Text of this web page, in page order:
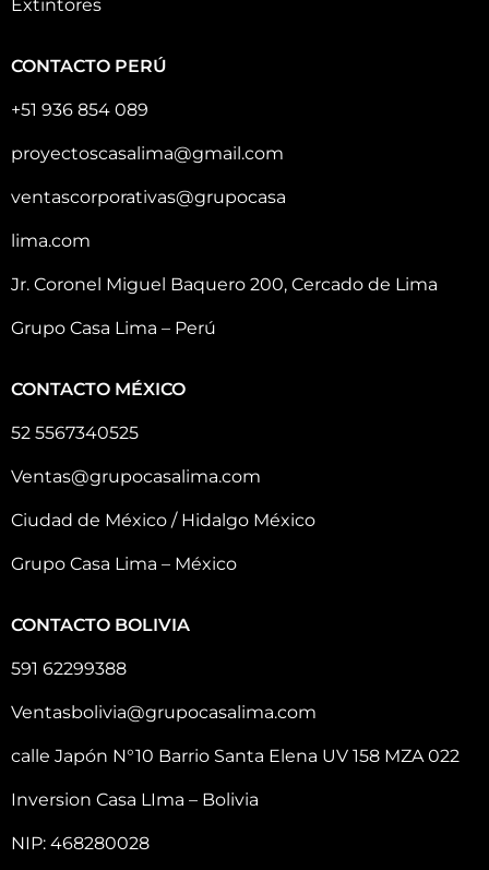
Extintores
CONTACTO PERÚ
+51 936 854 089
proyectoscasalima@gmail.com
ventascorporativas@grupocasa
lima.com
Jr. Coronel Miguel Baquero 200, Cercado de Lima
Grupo Casa Lima – Perú
CONTACTO MÉXICO
52 5567340525
Ventas@grupocasalima.com
Ciudad de México / Hidalgo México
Grupo Casa Lima – México
CONTACTO BOLIVIA
591 62299388
Ventasbolivia@grupocasalima.com
calle Japón N°10 Barrio Santa Elena UV 158 MZA 022
Inversion Casa LIma – Bolivia
NIP: 468280028